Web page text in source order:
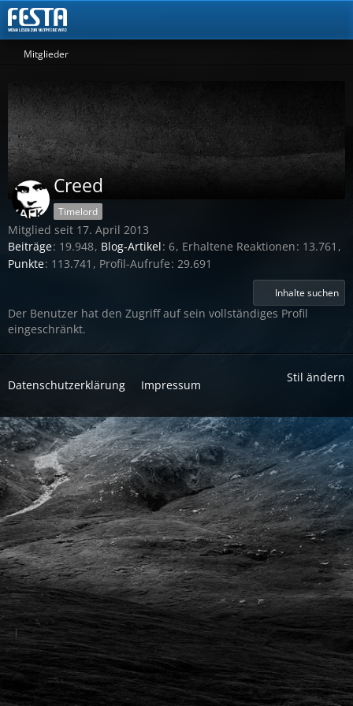
Mitglieder
Creed
Timelord
Mitglied seit 17. April 2013
Beiträge 19.948 Blog-Artikel 6 Erhaltene Reaktionen 13.761
Punkte 113.741 Profil-Aufrufe 29.691
Inhalte suchen
Der Benutzer hat den Zugriff auf sein vollständiges Profil
eingeschränkt.
Stil ändern
Datenschutzerklärung Impressum